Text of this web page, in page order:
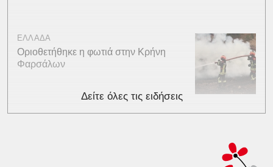
ΕΛΛΑΔΑ
Οριοθετήθηκε η φωτιά στην Κρήνη
Φαρσάλων
Δείτε όλες τις ειδήσεις